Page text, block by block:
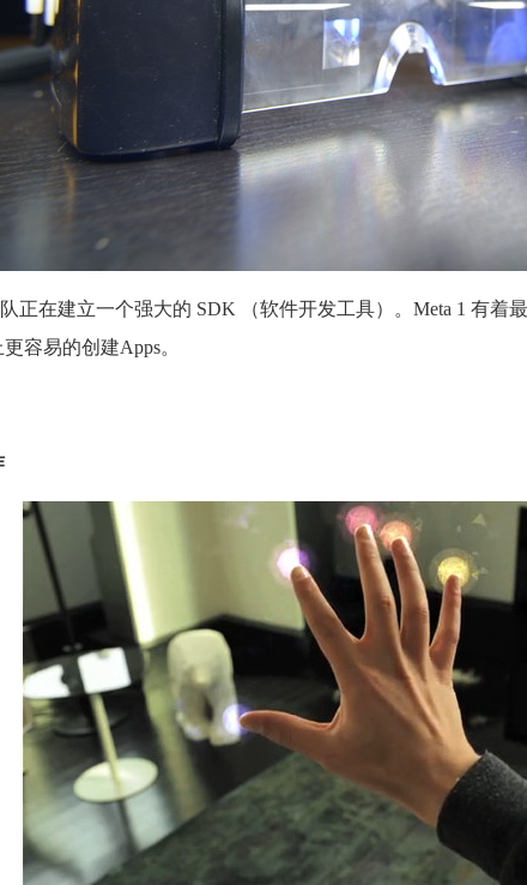
正在建立一个强大的 SDK （软件开发工具）。Meta 1 有着
容易的创建Apps。